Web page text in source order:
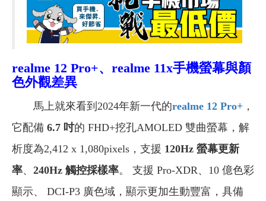
realme 12 Pro+、realme 11x手機螢幕與顏
色外觀差異
馬上就來看到2024年新一代的realme 12 Pro+ ，
它配備 6.7 吋的 FHD+挖孔AMOLED 雙曲螢幕，解
析度為2,412 x 1,080pixels，支援 120Hz 螢幕更新
率、 240Hz 觸控採樣率。 支援 Pro-XDR、10 億色彩
顯示、 DCI-P3 廣色域，顯示更加生動豐富，具備